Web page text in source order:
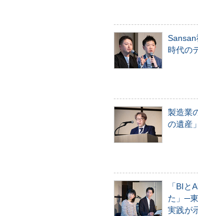
Sansan
時代の
製造業
の遺産
「BIと
た」─
実践が